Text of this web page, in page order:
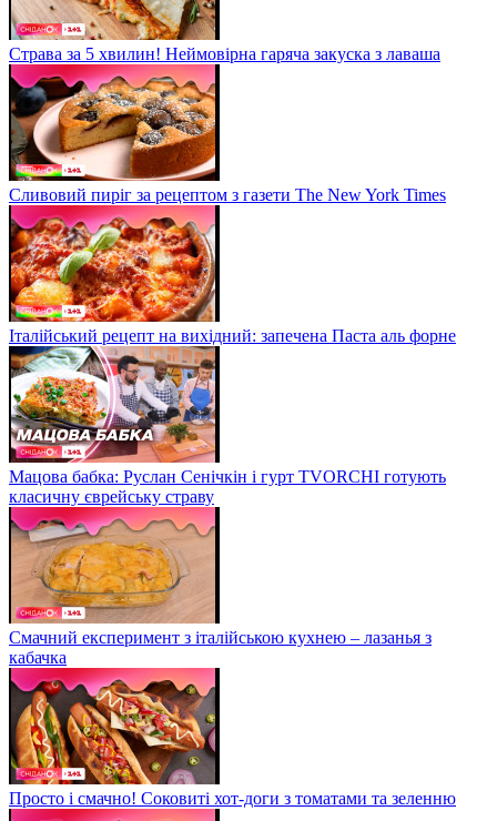
Страва за 5 хвилин! Неймовірна гаряча закуска з лаваша
Сливовий пиріг за рецептом з газети The New York Times
Італійський рецепт на вихідний: запечена Паста аль форне
Мацова бабка: Руслан Сенічкін і гурт TVORCHI готують
класичну єврейську страву
Смачний експеримент з італійською кухнею – лазанья з
кабачка
Просто і смачно! Соковиті хот-доги з томатами та зеленню